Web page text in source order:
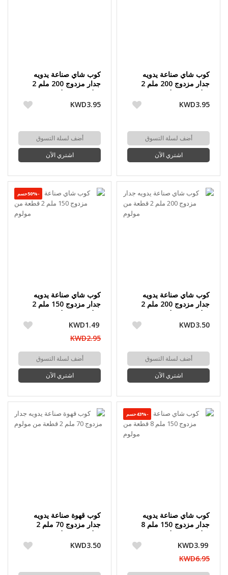
كوب شاي صناعة يدويه
جدار مزدوج 200 ملم 2
قطعة من مولوم
KWD3.95
أضف لسلة التسوق
اشتري الآن
كوب شاي صناعة يدويه
جدار مزدوج 200 ملم 2
قطعة من مولوم
KWD3.95
أضف لسلة التسوق
اشتري الآن
كوب شاي صناعة يدويه
جدار مزدوج 200 ملم 2
قطعة من مولوم
KWD3.50
أضف لسلة التسوق
اشتري الآن
-50%حسم
كوب شاي صناعة يدويه
جدار مزدوج 150 ملم 2
قطعة من مولوم
KWD1.49
KWD2.95
أضف لسلة التسوق
اشتري الآن
-43%حسم
كوب شاي صناعة يدويه
جدار مزدوج 150 ملم 8
قطعة من مولوم
KWD3.99
KWD6.95
كوب قهوة صناعة يدويه
جدار مزدوج 70 ملم 2
قطعة من مولوم
KWD3.50